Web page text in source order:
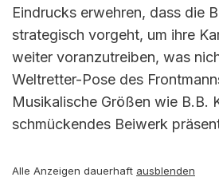
Eindrucks erwehren, dass die
strategisch vorgeht, um ihre
weiter voranzutreiben, was
Weltretter-Pose des
Musikalische Größen wie B.B.
schmückendes Beiwerk
Alle Anzeigen dauerhaft ausblenden